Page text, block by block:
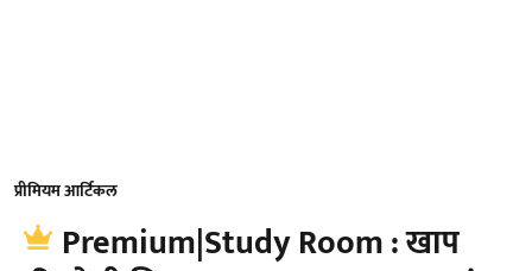
प्रीमियम आर्टिकल
Premium|Study Room : खाप